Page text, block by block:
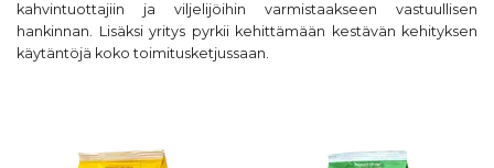
kahvintuottajiin ja viljelijöihin varmistaakseen vastuullisen
hankinnan. Lisäksi yritys pyrkii kehittämään kestävän kehityksen
käytäntöjä koko toimitusketjussaan.